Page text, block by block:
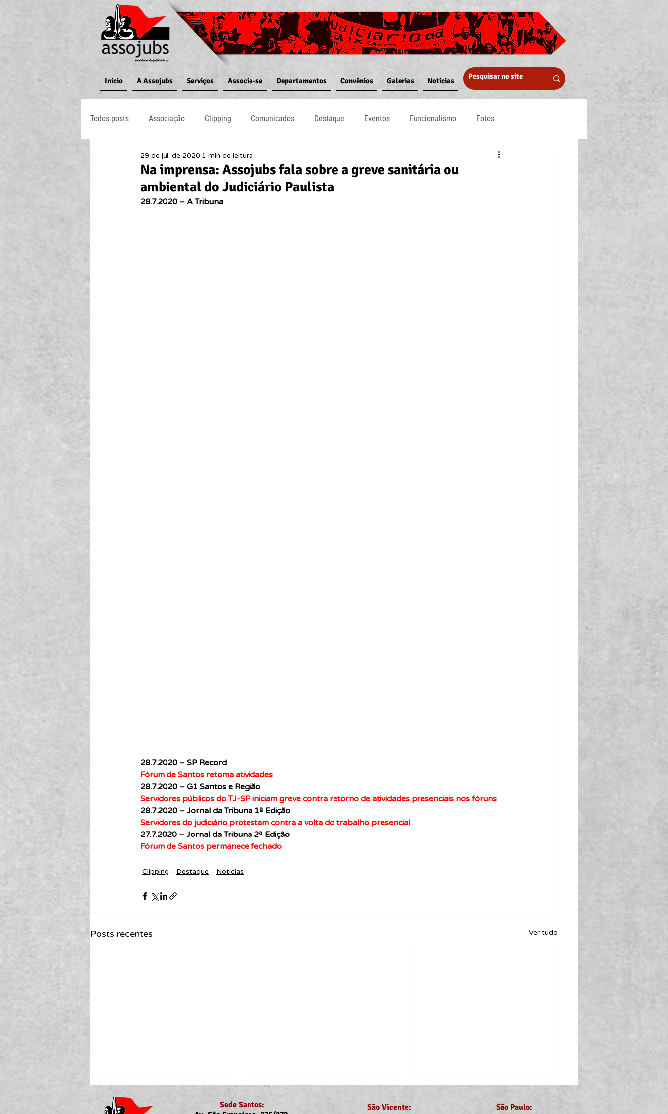
Início A Assojubs Serviços Associe-se Departamentos Convênios Galerias Notícias
Todos posts Associação Clipping Comunicados Destaque Eventos Funcionalismo Fotos
Jornal O Processo Judiciário Notícias
Na imprensa: Assojubs fala sobre a greve sanitária ou
ambiental do Judiciário Paulista
29 de jul. de 2020 1 min de leitura
28.7.2020 – A Tribuna
28.7.2020 – SP Record
Fórum de Santos retoma atividades
28.7.2020 – G1 Santos e Região
Servidores públicos do TJ-SP iniciam greve contra retorno de atividades presenciais nos fóruns
28.7.2020 – Jornal da Tribuna 1ª Edição
Servidores do judiciário protestam contra a volta do trabalho presencial
27.7.2020 – Jornal da Tribuna 2ª Edição
Fórum de Santos permanece fechado
Clipping Destaque Notícias
Posts recentes Ver tudo
Sede Santos:
São Vicente:
São Paulo: